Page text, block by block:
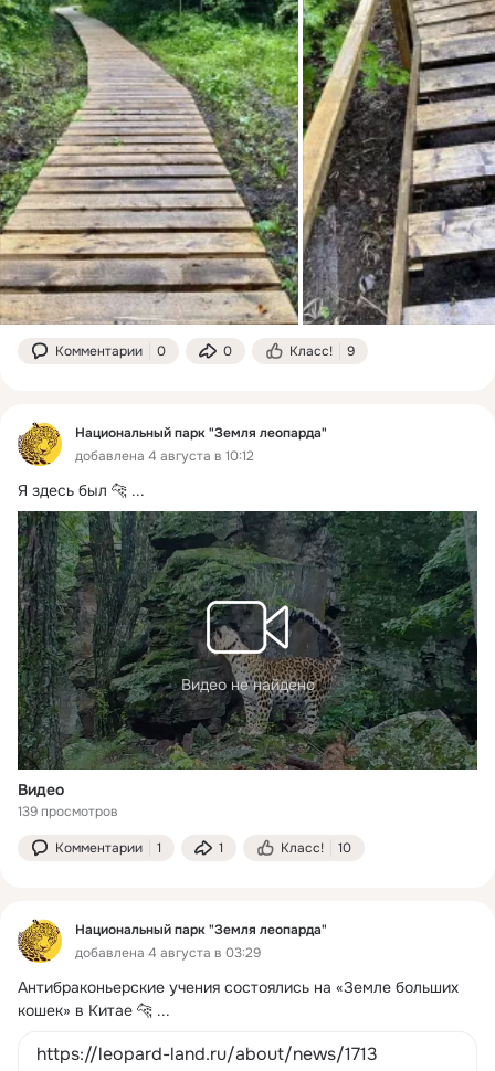
Комментарии 0 0 Класс! 9
Национальный парк "Земля леопарда"
добавлена 4 августа в 10:12
Я здесь был 🐆 ...
Видео не найдено
Видео
139 просмотров
Комментарии 1 1 Класс! 10
Национальный парк "Земля леопарда"
добавлена 4 августа в 03:29
Антибраконьерские учения состоялись на «Земле больших
кошек» в Китае 🐆 ...
https://leopard-land.ru/about/news/1713